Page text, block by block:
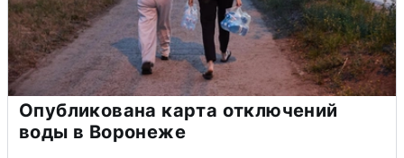
Опубликована карта отключений
воды в Воронеже